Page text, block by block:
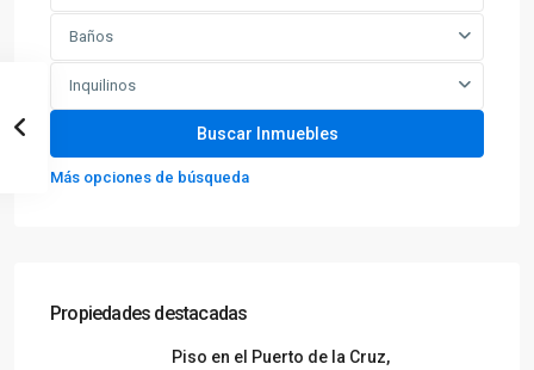
Baños
Inquilinos
Más opciones de búsqueda
Propiedades destacadas
Piso en el Puerto de la Cruz,